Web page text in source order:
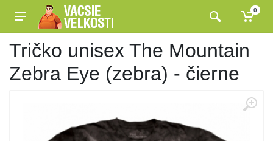
0
Tričko unisex The Mountain
Zebra Eye (zebra) - čierne